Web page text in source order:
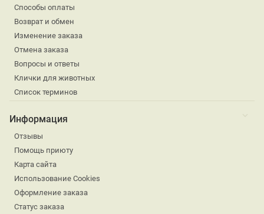
Способы оплаты
Возврат и обмен
Изменение заказа
Отмена заказа
Вопросы и ответы
Клички для животных
Список терминов
Информация
Отзывы
Помощь приюту
Карта сайта
Использование Cookies
Оформление заказа
Статус заказа